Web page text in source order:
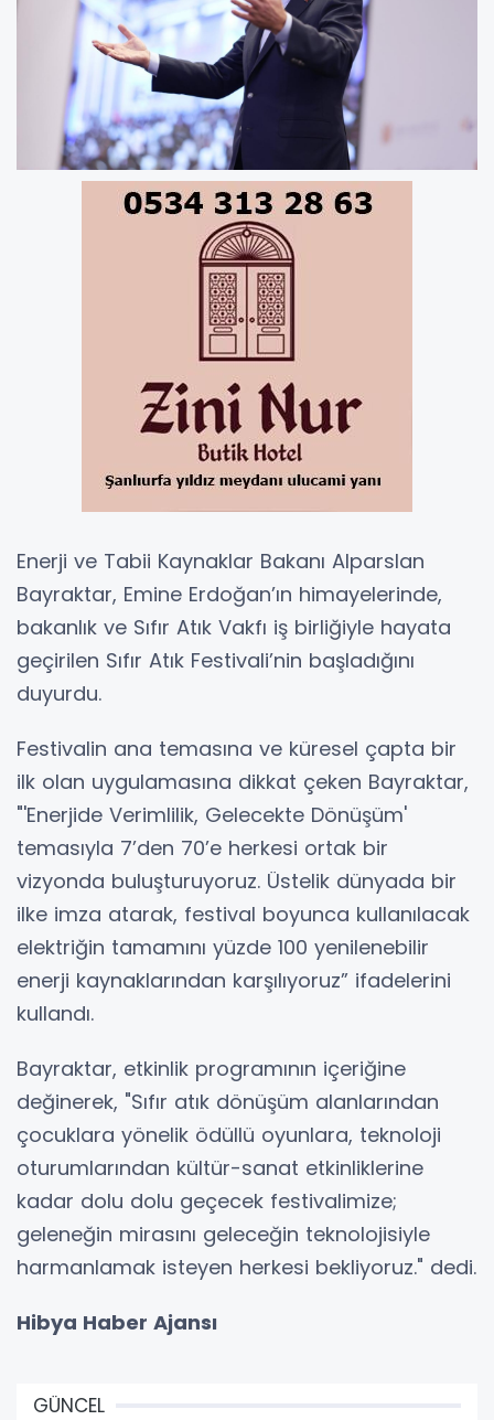
Enerji ve Tabii Kaynaklar Bakanı Alparslan
Bayraktar, Emine Erdoğan’ın himayelerinde,
bakanlık ve Sıfır Atık Vakfı iş birliğiyle hayata
geçirilen Sıfır Atık Festivali’nin başladığını
duyurdu.
Festivalin ana temasına ve küresel çapta bir
ilk olan uygulamasına dikkat çeken Bayraktar,
"'Enerjide Verimlilik, Gelecekte Dönüşüm'
temasıyla 7’den 70’e herkesi ortak bir
vizyonda buluşturuyoruz. Üstelik dünyada bir
ilke imza atarak, festival boyunca kullanılacak
elektriğin tamamını yüzde 100 yenilenebilir
enerji kaynaklarından karşılıyoruz” ifadelerini
kullandı.
Bayraktar, etkinlik programının içeriğine
değinerek, "Sıfır atık dönüşüm alanlarından
çocuklara yönelik ödüllü oyunlara, teknoloji
oturumlarından kültür-sanat etkinliklerine
kadar dolu dolu geçecek festivalimize;
geleneğin mirasını geleceğin teknolojisiyle
harmanlamak isteyen herkesi bekliyoruz." dedi.
Hibya Haber Ajansı
GÜNCEL